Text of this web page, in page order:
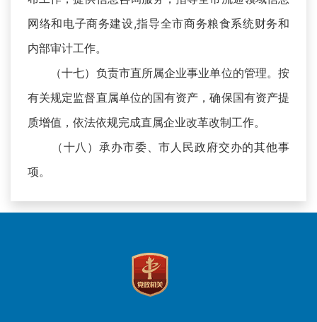
网络和电子商务建设,指导全市商务粮食系统财务和
内部审计工作。
（十七）负责市直所属企业事业单位的管理。按
有关规定监督直属单位的国有资产，确保国有资产提
质增值，依法依规完成直属企业改革改制工作。
（十八）承办市委、市人民政府交办的其他事
项。